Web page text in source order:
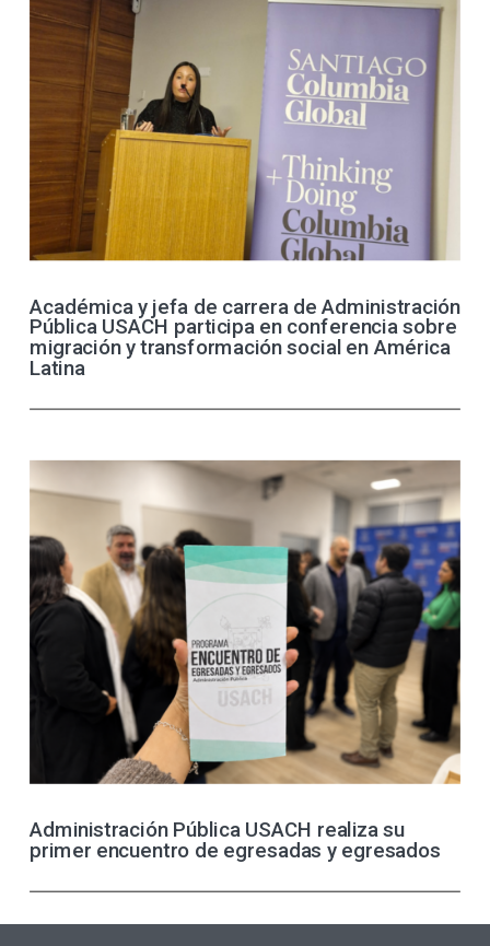
Académica y jefa de carrera de Administración
Pública USACH participa en conferencia sobre
migración y transformación social en América
Latina
Administración Pública USACH realiza su
primer encuentro de egresadas y egresados